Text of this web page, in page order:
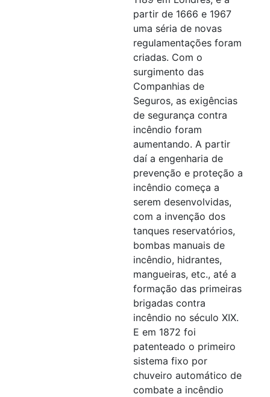
partir de 1666 e 1967
uma séria de novas
regulamentações foram
criadas. Com o
surgimento das
Companhias de
Seguros, as exigências
de segurança contra
incêndio foram
aumentando. A partir
daí a engenharia de
prevenção e proteção a
incêndio começa a
serem desenvolvidas,
com a invenção dos
tanques reservatórios,
bombas manuais de
incêndio, hidrantes,
mangueiras, etc., até a
formação das primeiras
brigadas contra
incêndio no século XIX.
E em 1872 foi
patenteado o primeiro
sistema fixo por
chuveiro automático de
combate a incêndio